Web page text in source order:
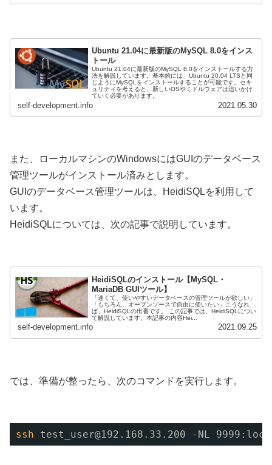
Ubuntu 21.04に最新版のMySQL 8.0をインス
トール
Ubuntu 21.04に最新版のMySQL 8.0をインストールする方
法を解説しています。基本的には、Ubuntu 20.04 LTSと同
じようにMySQLをインストールすることが可能です。セキ
ュリティを考えると、新しいOSやミドルウェアは追いかけ
ていく必要があります。
self-development.info 2021.05.30
また、ローカルマシンのWindowsにはGUIのデータベース
管理ツールがインストール済みとします。
GUIのデータベース管理ツールは、HeidiSQLを利用して
います。
HeidiSQLについては、次の記事で説明しています。
HeidiSQLのインストール【MySQL・
MariaDB GUIツール】
「速くて、使いやすいデータベースの管理ツールが欲しい」
「もちろん、オープンソースで自由に使いたい」こうなれ
ば、HeidiSQLの出番です。 この記事では、HeidiSQLについ
て解説しています。本記事の内容Hei...
self-development.info 2021.09.25
では、準備が整ったら、次のコマンドを実行します。
ssh test_user@192.168.33.200 -NL